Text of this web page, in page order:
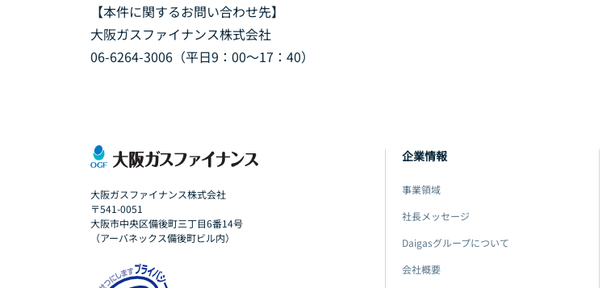
【本件に関するお問い合わせ先】
大阪ガスファイナンス株式会社
06-6264-3006（平日9：00～17：40）
大阪ガスファイナンス株式会社
〒541-0051
大阪市中央区備後町三丁目6番14号
（アーバネックス備後町ビル内）
企業情報
事業領域
社長メッセージ
Daigasグループについて
会社概要